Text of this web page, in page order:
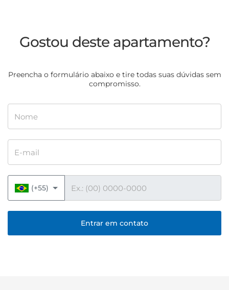
Gostou deste apartamento?
Preencha o formulário abaixo e tire todas suas dúvidas sem
compromisso.
(+55)
Entrar em contato